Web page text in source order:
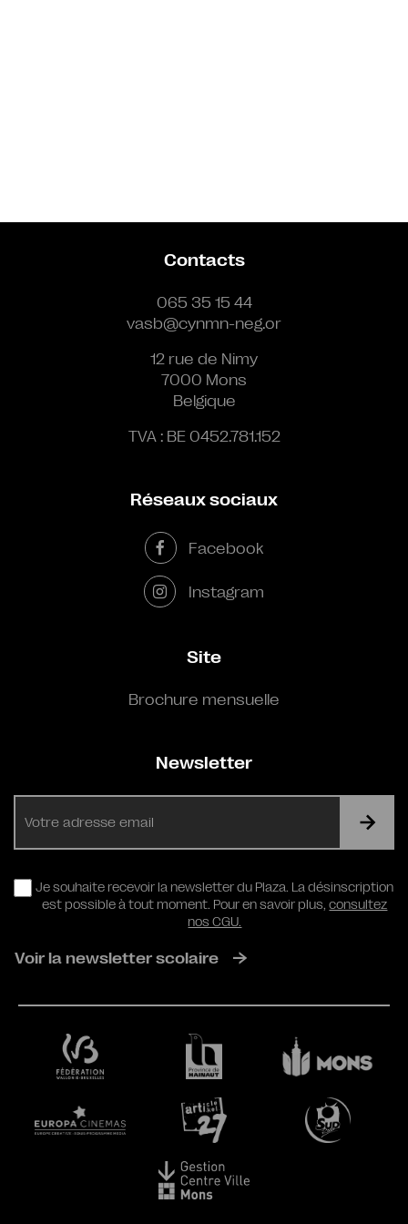
Contacts
065 35 15 44
vasb@cynmn-neg.or
12 rue de Nimy
7000 Mons
Belgique
TVA : BE 0452.781.152
Réseaux sociaux
Facebook
Instagram
Site
Brochure mensuelle
Newsletter
RGPD
Je souhaite recevoir la newsletter du Plaza. La désinscription
est possible à tout moment. Pour en savoir plus,consultez
nos CGU.
Voir la newsletter scolaire